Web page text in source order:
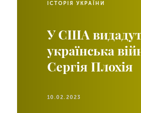
ІСТОРІЯ УКРАЇНИ
У США
українська
Сергія Плохія
10.02.2023